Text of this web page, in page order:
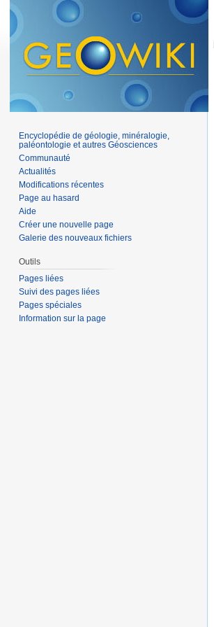
Encyclopédie de géologie, minéralogie,
paléontologie et autres Géosciences
Communauté
Actualités
Modifications récentes
Page au hasard
Aide
Créer une nouvelle page
Galerie des nouveaux fichiers
Outils
Pages liées
Suivi des pages liées
Pages spéciales
Information sur la page